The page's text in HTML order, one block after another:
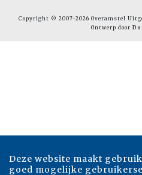
Copyright © 2007-2026 Overamstel
Ontwerp door
Deze website maakt
goed mogelijke